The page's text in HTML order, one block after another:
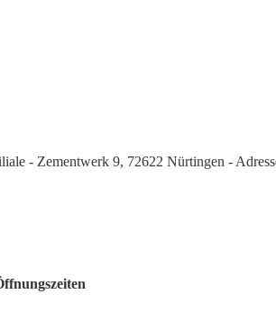
- Zementwerk 9, 72622 Nürtingen -